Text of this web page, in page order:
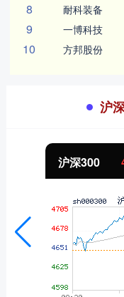
8 耐科装备
9 一博科技
10 方邦股份
沪
沪深300